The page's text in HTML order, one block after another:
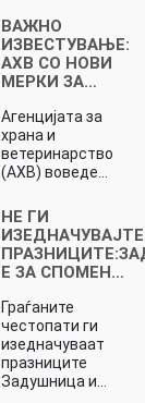
ВАЖНО
ИЗВЕСТУВАЊЕ:
АХВ СО НОВИ
МЕРКИ ЗА…
Агенцијата за
храна и
ветеринарство
(АХВ) воведе…
НЕ ГИ
ИЗЕДНАЧУВАЈТЕ
Е ЗА СПОМЕН…
Граѓаните
честопати ги
изедначуваат
празниците
Задушница и…